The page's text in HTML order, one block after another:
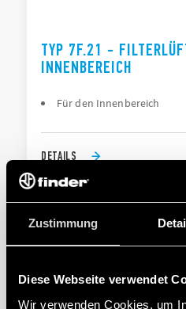
Zustimmung
Diese Webseite verwendet
Wir verwenden Cookies, um
TYP 7F.21 -
INNENBEREICH
Für den Innenbereich
DETAILS